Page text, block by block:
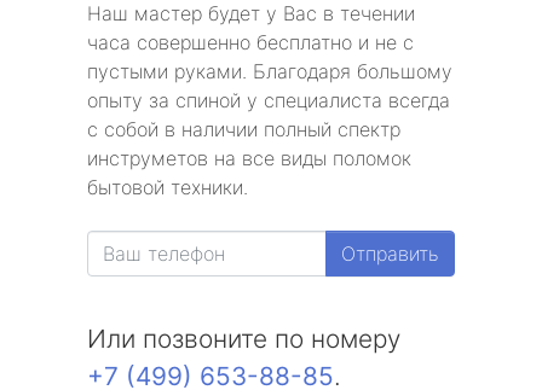
Наш мастер будет у Вас в течении
часа совершенно бесплатно и не с
пустыми руками. Благодаря большому
опыту за спиной у специалиста всегда
с собой в наличии полный спектр
инструметов на все виды поломок
бытовой техники.
Отправить
Или позвоните по номеру
+7 (499) 653-88-85.